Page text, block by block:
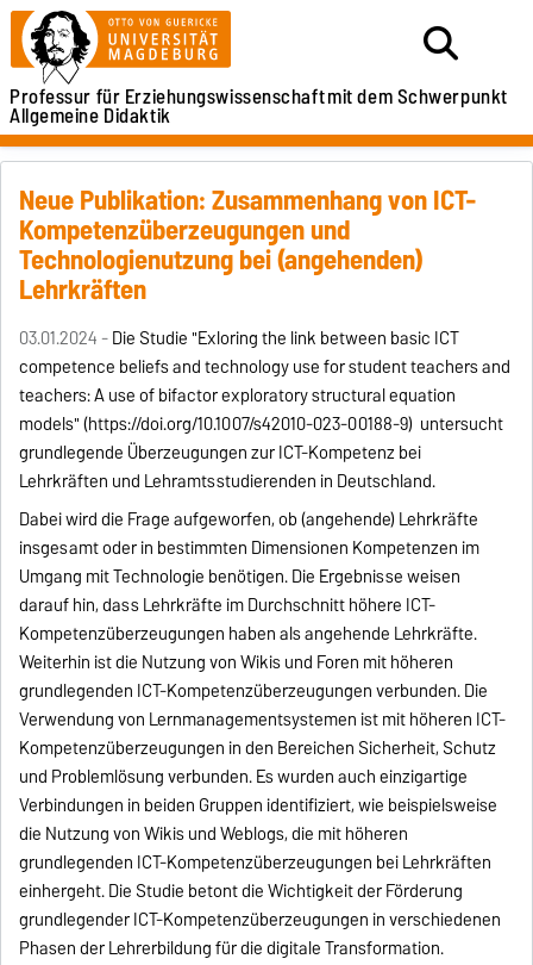
Professur für Erziehungswissenschaftmit dem Schwerpunkt
Allgemeine Didaktik
Neue Publikation: Zusammenhang von ICT-
Kompetenzüberzeugungen und
Technologienutzung bei (angehenden)
Lehrkräften
03.01.2024 -Die Studie "Exloring the link between basic ICT
competence beliefs and technology use for student teachers and
teachers: A use of bifactor exploratory structural equation
models" (https://doi.org/10.1007/s42010-023-00188-9) untersucht
grundlegende Überzeugungen zur ICT-Kompetenz bei
Lehrkräften und Lehramtsstudierenden in Deutschland.
Dabei wird die Frage aufgeworfen, ob (angehende) Lehrkräfte
insgesamt oder in bestimmten Dimensionen Kompetenzen im
Umgang mit Technologie benötigen. Die Ergebnisse weisen
darauf hin, dass Lehrkräfte im Durchschnitt höhere ICT-
Kompetenzüberzeugungen haben als angehende Lehrkräfte.
Weiterhin ist die Nutzung von Wikis und Foren mit höheren
grundlegenden ICT-Kompetenzüberzeugungen verbunden. Die
Verwendung von Lernmanagementsystemen ist mit höheren ICT-
Kompetenzüberzeugungen in den Bereichen Sicherheit, Schutz
und Problemlösung verbunden. Es wurden auch einzigartige
Verbindungen in beiden Gruppen identifiziert, wie beispielsweise
die Nutzung von Wikis und Weblogs, die mit höheren
grundlegenden ICT-Kompetenzüberzeugungen bei Lehrkräften
einhergeht. Die Studie betont die Wichtigkeit der Förderung
grundlegender ICT-Kompetenzüberzeugungen in verschiedenen
Phasen der Lehrerbildung für die digitale Transformation.